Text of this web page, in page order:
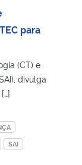
para
(CT) e
divulga
SAI